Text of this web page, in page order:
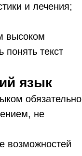
и лечения;
высоком
понять текст
язык
обязательно
не
возможностей